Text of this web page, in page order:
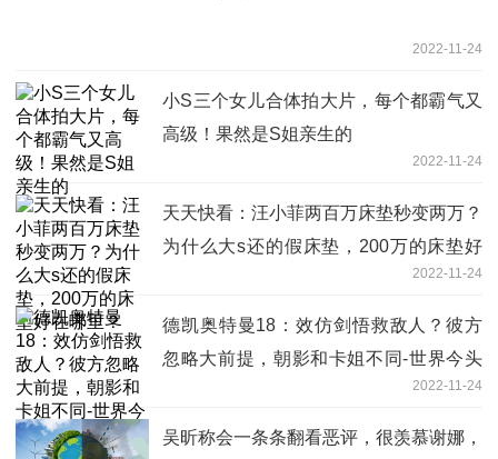
2022-11-24
小S三个女儿合体拍大片，每个都霸气又
高级！果然是S姐亲生的
2022-11-24
天天快看：汪小菲两百万床垫秒变两万？
为什么大s还的假床垫，200万的床垫好
2022-11-24
德凯奥特曼18：效仿剑悟救敌人？彼方
忽略大前提，朝影和卡姐不同-世界今头
2022-11-24
吴昕称会一条条翻看恶评，很羡慕谢娜，